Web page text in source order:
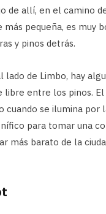
de allí, en el camino
más pequeña, es muy
y pinos detrás.
lado de Limbo, hay
libre entre los pinos.
cuando se ilumina por
para tomar una
más barato de la